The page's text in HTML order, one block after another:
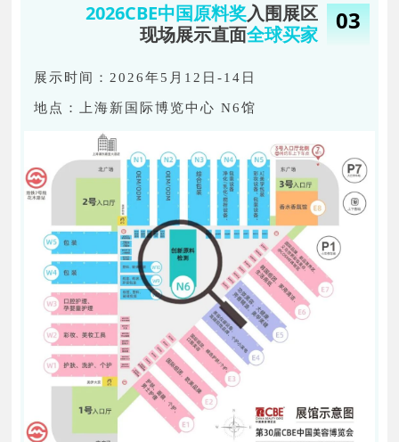
2026CBE中国原料奖入围展区
现场展示直面全球买家 03
展示时间：2026年5月12日-14日
地点：上海新国际博览中心N6馆